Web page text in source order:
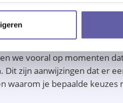
begint met een
in wilt. Jij bepaalt het
ik vragen die je helpen je
we vooral op momenten
Dit zijn aanwijzingen dat er
waarom je bepaalde